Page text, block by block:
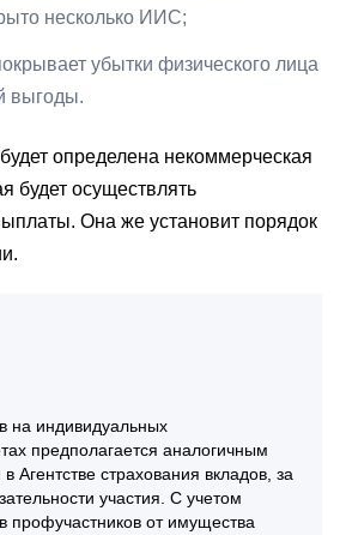
несколько ИИС;
убытки физического лица
выгоды.
определена некоммерческая
будет осуществлять
Она же установит порядок
на индивидуальных
предполагается аналогичным
Агентстве страхования вкладов, за
участия. С учетом
профучастников от имущества